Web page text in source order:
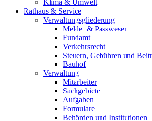
Klima & Umwelt
Rathaus & Service
Verwaltungsgliederung
Melde- & Passwesen
Fundamt
Verkehrsrecht
Steuern, Gebühren und
Bauhof
Verwaltung
Mitarbeiter
Sachgebiete
Aufgaben
Formulare
Behörden und Institutionen